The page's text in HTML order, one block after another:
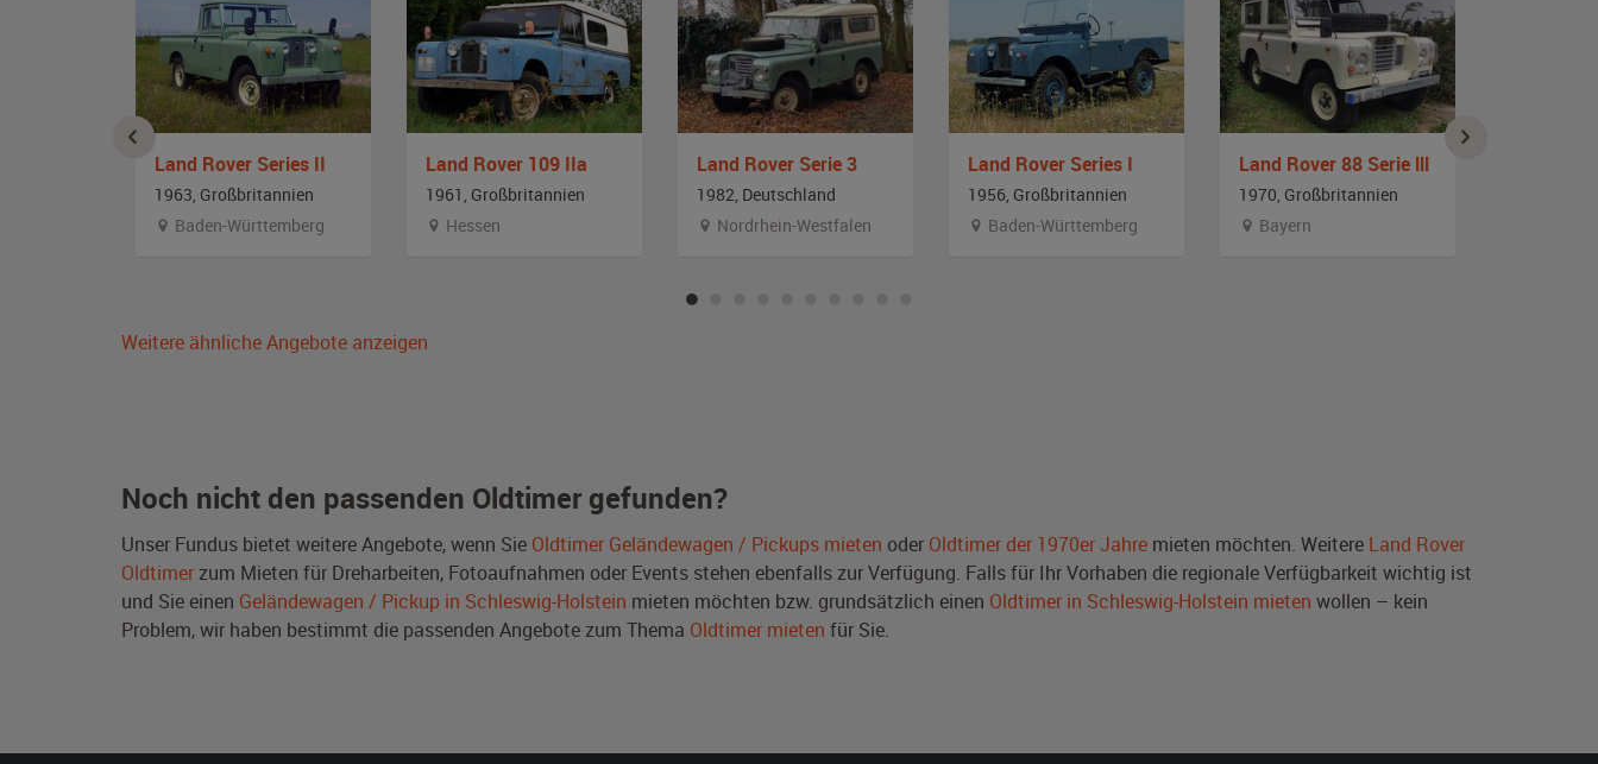
Land Rover Series II
1963, Großbritannien
Baden-Württemberg
Land Rover 109 IIa
1961, Großbritannien
Hessen
Land Rover Serie 3
1982, Deutschland
Nordrhein-Westfalen
Land Rover Series I
1956, Großbritannien
Baden-Württemberg
Land Rover 88 Serie lll
1970, Großbritannien
Bayern
Weitere ähnliche Angebote anzeigen
Noch nicht den passenden Oldtimer gefunden?
Unser Fundus bietet weitere Angebote, wenn Sie Oldtimer Geländewagen / Pickups mieten oder Oldtimer der 1970er Jahre mieten möchten. Weitere Land Rover
Oldtimer zum Mieten für Dreharbeiten, Fotoaufnahmen oder Events stehen ebenfalls zur Verfügung. Falls für Ihr Vorhaben die regionale Verfügbarkeit wichtig ist
und Sie einen Geländewagen / Pickup in Schleswig-Holstein mieten möchten bzw. grundsätzlich einen Oldtimer in Schleswig-Holstein mieten wollen – kein
Problem, wir haben bestimmt die passenden Angebote zum Thema Oldtimer mieten für Sie.